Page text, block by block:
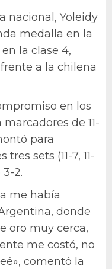
nacional, Yoleidy
medalla en la
la clase 4,
a la chilena
en los
de 11-
para
sets (11-7, 11-
2.
me había
donde
oro muy cerca,
me costó, no
comentó la